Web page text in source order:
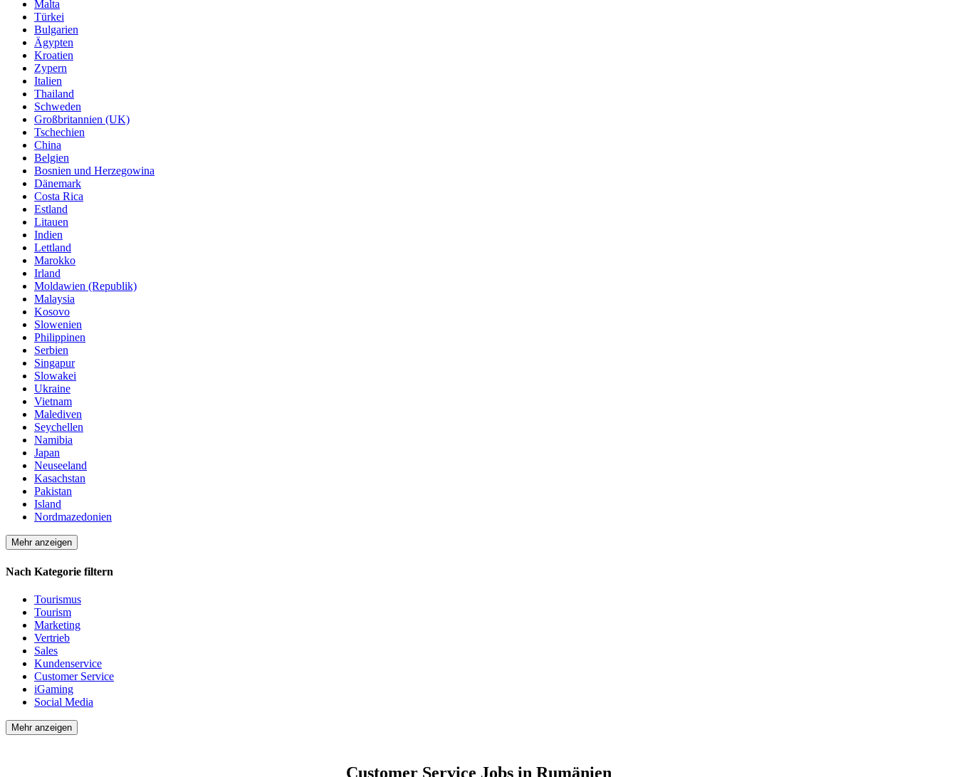
Malta
Türkei
Bulgarien
Ägypten
Kroatien
Zypern
Italien
Thailand
Schweden
Großbritannien (UK)
Tschechien
China
Belgien
Bosnien und Herzegowina
Dänemark
Costa Rica
Estland
Litauen
Indien
Lettland
Marokko
Irland
Moldawien (Republik)
Malaysia
Kosovo
Slowenien
Philippinen
Serbien
Singapur
Slowakei
Ukraine
Vietnam
Malediven
Seychellen
Namibia
Japan
Neuseeland
Kasachstan
Pakistan
Island
Nordmazedonien
Mehr anzeigen
Nach Kategorie filtern
Tourismus
Tourism
Marketing
Vertrieb
Sales
Kundenservice
Customer Service
iGaming
Social Media
Mehr anzeigen
Customer Service Jobs in Rumänien